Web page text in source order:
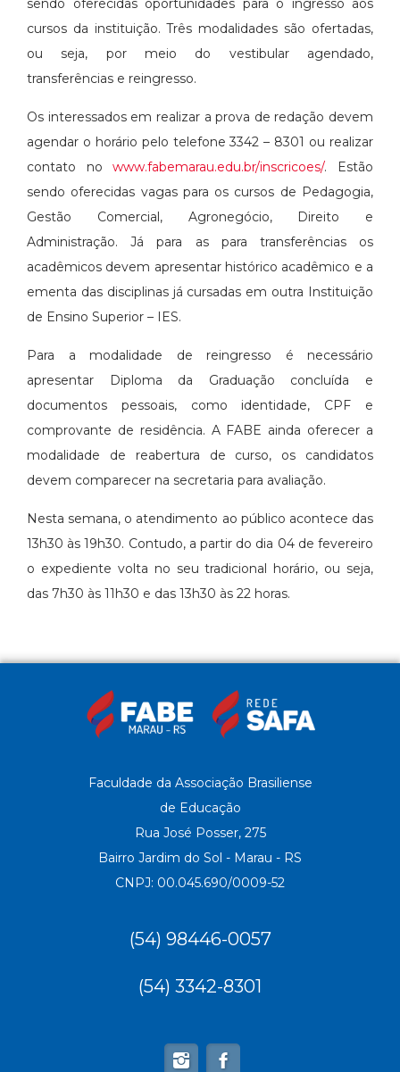
sendo oferecidas oportunidades para o ingresso aos
cursos da instituição. Três modalidades são ofertadas,
ou seja, por meio do vestibular agendado,
transferências e reingresso.
Os interessados em realizar a prova de redação devem
agendar o horário pelo telefone 3342 – 8301 ou realizar
contato nowww.fabemarau.edu.br/inscricoes/. Estão
sendo oferecidas vagas para os cursos de Pedagogia,
Gestão Comercial, Agronegócio, Direito e
Administração. Já para as para transferências os
acadêmicos devem apresentar histórico acadêmico e a
ementa das disciplinas já cursadas em outra Instituição
de Ensino Superior – IES.
Para a modalidade de reingresso é necessário
apresentar Diploma da Graduação concluída e
documentos pessoais, como identidade, CPF e
comprovante de residência. A FABE ainda oferecer a
modalidade de reabertura de curso, os candidatos
devem comparecer na secretaria para avaliação.
Nesta semana, o atendimento ao público acontece das
13h30 às 19h30. Contudo, a partir do dia 04 de fevereiro
o expediente volta no seu tradicional horário, ou seja,
das 7h30 às 11h30 e das 13h30 às 22 horas.
Faculdade da Associação Brasiliense
de Educação
Rua José Posser, 275
Bairro Jardim do Sol - Marau - RS
CNPJ: 00.045.690/0009-52
(54) 98446-0057
(54) 3342-8301